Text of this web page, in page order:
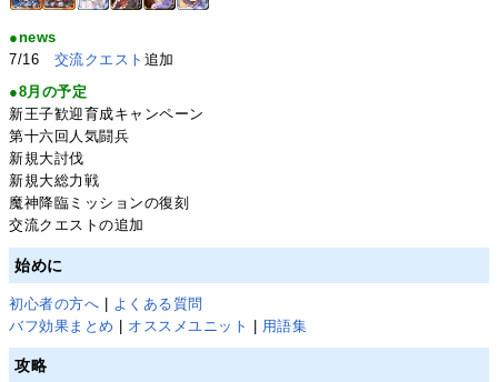
●news
7/16 交流クエスト 追加
●8月の予定
新王子歓迎育成キャンペーン
第十六回人気闘兵
新規大討伐
新規大総力戦
魔神降臨ミッションの復刻
交流クエストの追加
始めに
初心者の方へ | よくある質問
バフ効果まとめ | オススメユニット | 用語集
攻略